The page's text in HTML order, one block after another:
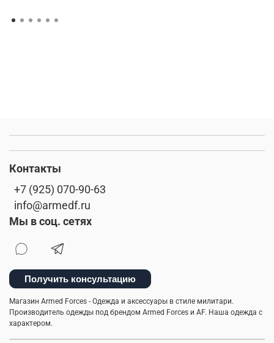
Контакты
+7 (925) 070-90-63
info@armedf.ru
Мы в соц. сетях
Получить консультацию
Магазин Armed Forces - Одежда и аксессуары в стиле милитари.
Производитель одежды под брендом Armed Forces и AF. Наша одежда с
характером.